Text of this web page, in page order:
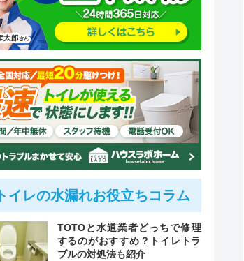
トイレの水漏れお役立ちコラム
TOTOと水道業者どっちで修理
するのがおすすめ？トイレトラ
ブルの対処法も紹介